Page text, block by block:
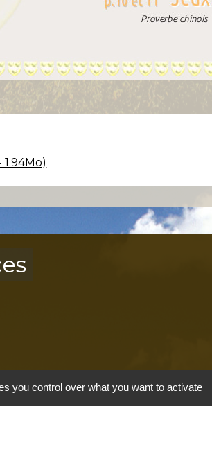
1.94Mo)
you control over what you want to activate